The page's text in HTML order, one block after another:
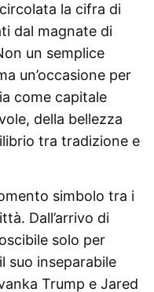
la cifra di
dal magnate di
un semplice
un’occasione per
come capitale
della bellezza
tra tradizione e
simbolo tra i
Dall’arrivo di
solo per
suo inseparabile
Trump e Jared